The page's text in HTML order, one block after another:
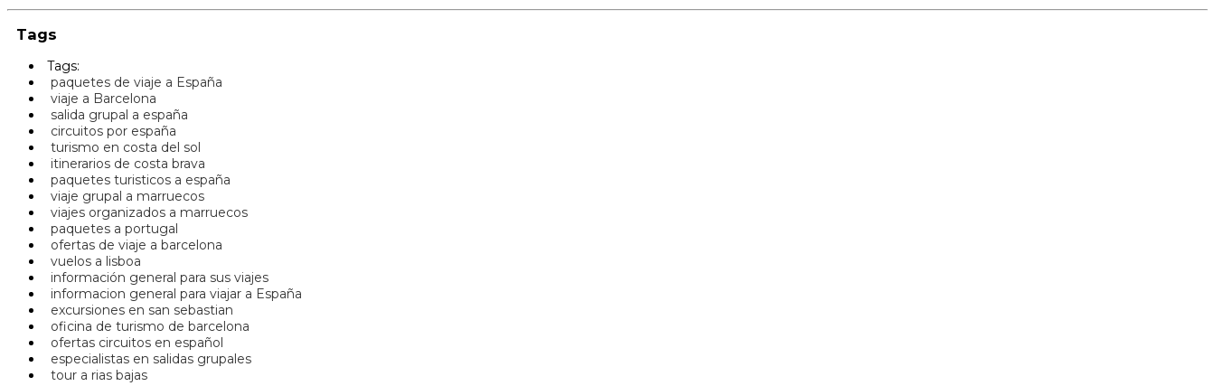
Tags
Tags:
paquetes de viaje a España
viaje a Barcelona
salida grupal a españa
circuitos por españa
turismo en costa del sol
itinerarios de costa brava
paquetes turisticos a españa
viaje grupal a marruecos
viajes organizados a marruecos
paquetes a portugal
ofertas de viaje a barcelona
vuelos a lisboa
información general para sus viajes
informacion general para viajar a España
excursiones en san sebastian
oficina de turismo de barcelona
ofertas circuitos en español
especialistas en salidas grupales
tour a rias bajas